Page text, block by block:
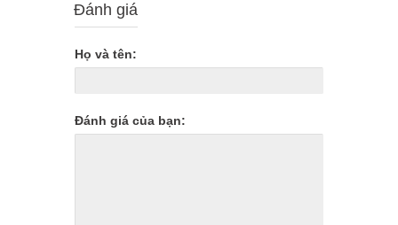
Đánh giá
Họ và tên:
Đánh giá của bạn: